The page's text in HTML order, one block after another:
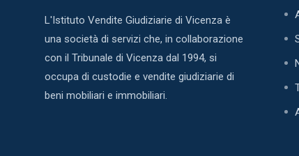
L'Istituto Vendite Giudiziarie di Vicenza è
una società di servizi che, in collaborazione
con il Tribunale di Vicenza dal 1994, si
occupa di custodie e vendite giudiziarie di
beni mobiliari e immobiliari.